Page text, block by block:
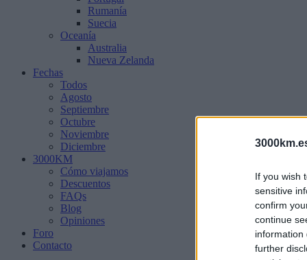
If you wish
sensitive
confirm
continue
information
further
Rumanía
Suecia
Oceanía
Australia
Nueva Zelanda
Fechas
Todos
Agosto
Septiembre
Octubre
Noviembre
Diciembre
3000KM
Cómo viajamos
Descuentos
FAQs
Blog
Opiniones
Foro
Contacto